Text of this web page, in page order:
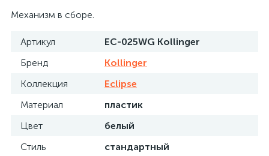
Механизм в сборе.
Артикул
EC-025WG Kollinger
Бренд
Kollinger
Коллекция
Eclipse
Материал
пластик
Цвет
белый
Стиль
стандартный